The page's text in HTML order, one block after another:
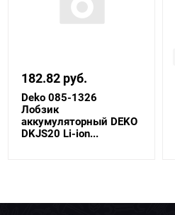
182.82 руб.
Deko 085-1326
Лобзик
аккумуляторный DEKO
DKJS20 Li-ion...